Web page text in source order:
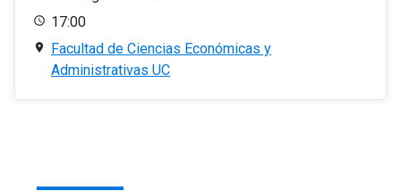
17:00
Facultad de Ciencias Económicas y
Administrativas UC